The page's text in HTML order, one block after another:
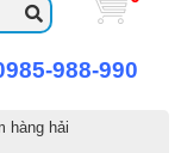
988-990
hàng hải